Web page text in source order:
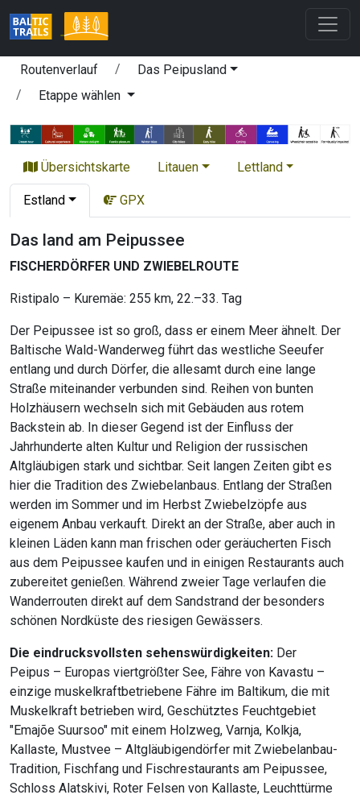
Routenverlauf
Das Peipusland
Etappe wählen
Übersichtskarte Litauen Lettland
Estland GPX
Das land am Peipussee
FISCHERDÖRFER UND ZWIEBELROUTE
Ristipalo – Kuremäe: 255 km, 22.–33. Tag
Der Peipussee ist so groß, dass er einem Meer ähnelt. Der
Baltische Wald-Wanderweg führt das westliche Seeufer
entlang und durch Dörfer, die allesamt durch eine lange
Straße miteinander verbunden sind. Reihen von bunten
Holzhäusern wechseln sich mit Gebäuden aus rotem
Backstein ab. In dieser Gegend ist der Einfluss der
Jahrhunderte alten Kultur und Religion der russischen
Altgläubigen stark und sichtbar. Seit langen Zeiten gibt es
hier die Tradition des Zwiebelanbaus. Entlang der Straßen
werden im Sommer und im Herbst Zwiebelzöpfe aus
eigenem Anbau verkauft. Direkt an der Straße, aber auch in
kleinen Läden kann man frischen oder geräucherten Fisch
aus dem Peipussee kaufen und in einigen Restaurants auch
zubereitet genießen. Während zweier Tage verlaufen die
Wanderrouten direkt auf dem Sandstrand der besonders
schönen Nordküste des riesigen Gewässers.
Die eindrucksvollsten sehenswürdigkeiten: Der
Peipus – Europas viertgrößter See, Fähre von Kavastu –
einzige muskelkraftbetriebene Fähre im Baltikum, die mit
Muskelkraft betrieben wird, Geschütztes Feuchtgebiet
"Emajõe Suursoo" mit einem Holzweg, Varnja, Kolkja,
Kallaste, Mustvee – Altgläubigendörfer mit Zwiebelanbau-
Tradition, Fischfang und Fischrestaurants am Peipussee,
Schloss Alatskivi, Roter Felsen von Kallaste, Leuchttürme